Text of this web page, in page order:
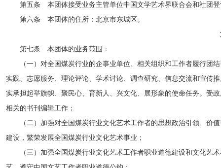
第五条 本团体接受业务主管单位中国文学艺术界联合会和社团
第六条 本团体的住所：北京市东城区。
第七条 本团体的业务范围：
（一）对全国煤炭行业的企事业单位、相关组织和工作者履行
实践、志愿服务、理论评论、学术讨论、调查研究、信息交流和宣传
实承担起举旗帜、聚民心、育新人、兴文化、展形象的使命任务。受
相关的书刊编辑工作；
（二）加强对全国煤炭行业文化艺术工作者的思想政治引领、
建设，繁荣发展全国煤炭行业文化艺术事业；
（三）加强全国煤炭行业文化艺术工作者职业道德建设和文化